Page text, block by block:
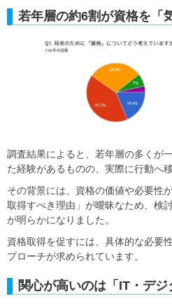
若年層の約6割が資格を「
調査結果によると、若年層の多くが
た経験があるものの、実際に行動へ
その背景には、資格の価値や必要性
取得すべき理由」が曖昧なため、検
が明らかになりました。
資格取得を促すには、具体的な必要
プローチが求められています。
関心が高いのは「IT・デ